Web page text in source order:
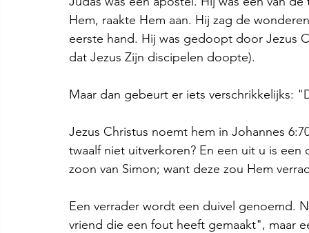
Hem, raakte Hem aan. Hij zag de
eerste hand. Hij was gedoopt door Jezus
dat Jezus Zijn discipelen doopte).
Maar dan gebeurt er iets verschrikkelijks:
Jezus Christus noemt hem in Johannes
twaalf niet uitverkoren? En een uit u is
zoon van Simon; want deze zou Hem
Een verrader wordt een duivel genoemd.
vriend die een fout heeft gemaakt", maar